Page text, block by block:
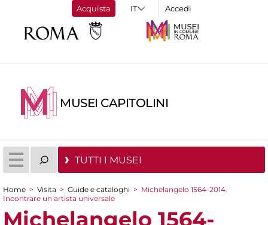
Acquista Accedi
MUSEI CAPITOLINI
TUTTI I MUSEI
Tu sei qui
Home > Visita > Guide e cataloghi > Michelangelo 1564-2014.
Incontrare un artista universale
Michelangelo 1564-